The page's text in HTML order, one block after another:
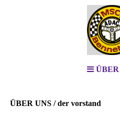
ÜBER
ÜBER UNS / der vorstand